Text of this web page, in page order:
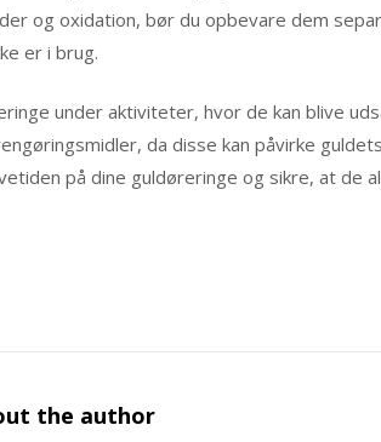
og oxidation, bør du opbevare dem
er i brug.
under aktiviteter, hvor de kan blive
da disse kan påvirke
på dine guldøreringe og sikre, at de
the author